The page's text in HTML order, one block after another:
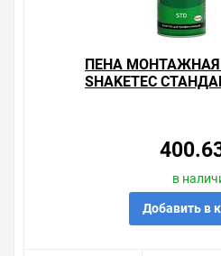
ПЕНА МОНТАЖНАЯ
SHAKETEC
в
Добавить в